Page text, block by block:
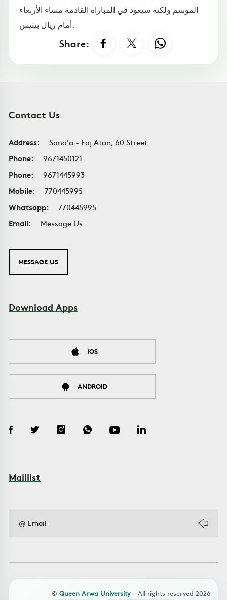
الموسم ولكنه سيعود في المباراة القادمة مساء الأربعاء
أمام ريال بيتيس.
Share:
Contact Us
Address:
Sana'a - Faj Atan, 60 Street
Phone:
9671450121
Phone:
9671445993
Mobile:
770445995
Whatsapp:
770445995
Email:
Message Us
MESSAGE US
Download Apps
IOS
ANDROID
Maillist
© Queen Arwa University - All rights reserved 2026